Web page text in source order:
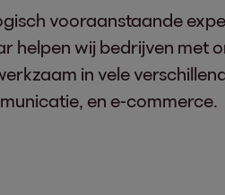
vooraanstaande
helpen wij bedrijven met
in vele
en e-commerce.